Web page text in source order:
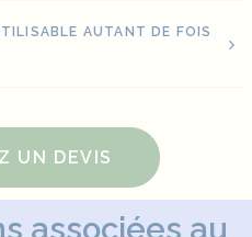
AUTANT DE FOIS
UN DEVIS
associées au